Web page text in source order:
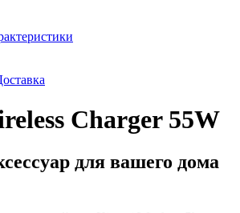
Charger 55W
для вашего дома